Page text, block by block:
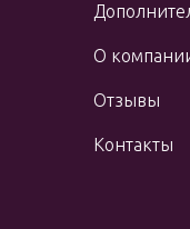
О
Отзывы
Контакты